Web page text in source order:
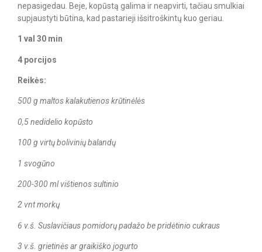
nepasigedau. Beje, kopūstą galima ir neapvirti, tačiau smulkiai
supjaustyti būtina, kad pastarieji išsitroškintų kuo geriau.
1 val 30 min
4 porcijos
Reikės:
500 g maltos kalakutienos krūtinėlės
0,5 nedidelio kopūsto
100 g virtų bolivinių balandų
1 svogūno
200-300 ml vištienos sultinio
2 vnt morkų
6 v.š. Suslavičiaus pomidorų padažo be pridėtinio cukraus
3 v.š. grietinės ar graikiško jogurto